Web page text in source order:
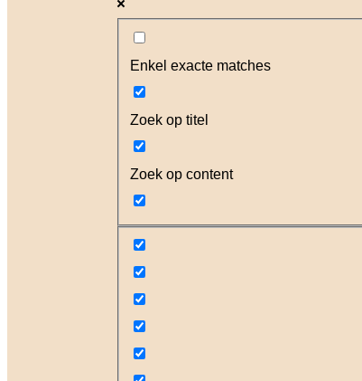
Enkel exacte matches
Zoek op titel
Zoek op content